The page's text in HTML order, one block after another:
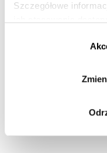
Szczegółowe
Najbogatsze
możliwości